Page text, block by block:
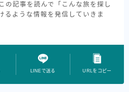
の記事を読んで「こんな旅を探し
るような情報を発信していきま
LINEで送る URLをコピー